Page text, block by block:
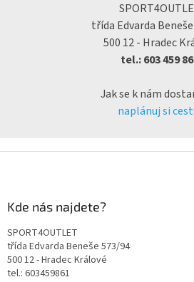
třída Edvarda
500 12 - Hradec
tel.: 603 459
Jak se k nám
naplánuj si
Kde nás najdete?
SPORT4OUTLET
třída Edvarda Beneše 573/94
500 12 - Hradec Králové
tel.: 603459861